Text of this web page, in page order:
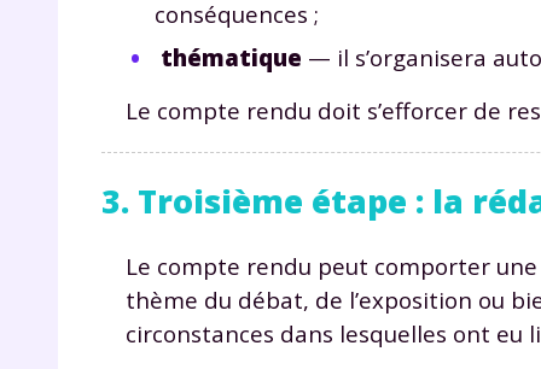
conséquences ;
thématique — il s’organisera
Le compte rendu doit s’efforcer de
3. Troisième étape : la
Le compte rendu peut comporter une
thème du débat, de l’exposition ou
circonstances dans lesquelles ont eu
vos